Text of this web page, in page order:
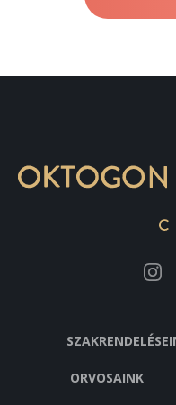
- Frontális - homlok
- Arc + nyak +
A kezelendő
ORVOSAINK